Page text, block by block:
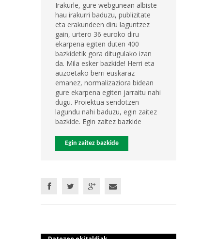
Irakurle, gure webgunean albiste
hau irakurri baduzu, publizitate
eta erakundeen diru laguntzez
gain, urtero 36 euroko diru
ekarpena egiten duten 400
bazkidetik gora ditugulako izan
da. Mila esker bazkide! Herri eta
auzoetako berri euskaraz
emanez, normalizaziora bidean
gure ekarpena egiten jarraitu nahi
dugu. Proiektua sendotzen
lagundu nahi baduzu, egin zaitez
bazkide. Egin zaitez bazkide
Egin zaitez bazkide